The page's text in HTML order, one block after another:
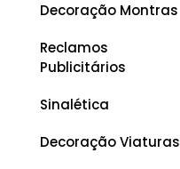
Decoração Montras
Reclamos
Publicitários
Sinalética
Decoração Viaturas